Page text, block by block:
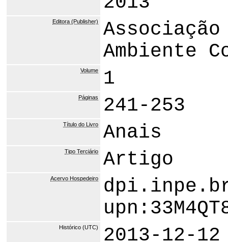
Editora (Publisher)
Ambiente
Volume 1
Páginas 241-253
Título do Livro Anais
Tipo Terciário Artigo
Acervo Hospedeiro
Histórico (UTC) 2013-12-